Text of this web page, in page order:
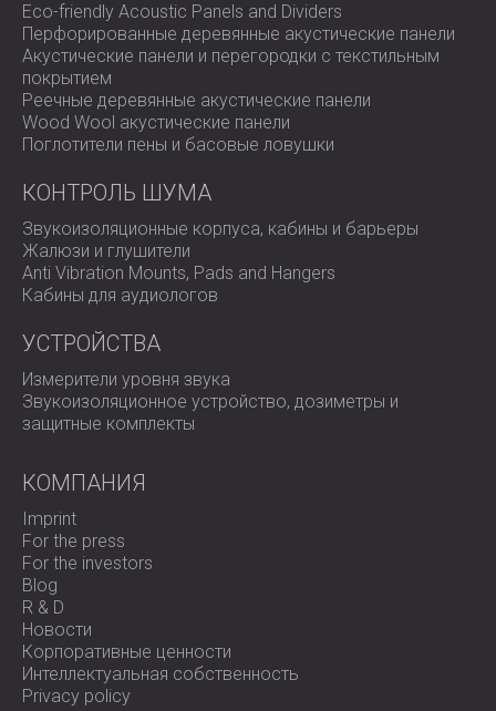
Eco-friendly Acoustic Panels and Dividers
Перфорированные деревянные акустические панели
Акустические панели и перегородки с текстильным
покрытием
Реечные деревянные акустические панели
Wood Wool акустические панели
Поглотители пены и басовые ловушки
КОНТРОЛЬ ШУМА
Звукоизоляционные корпуса, кабины и барьеры
Жалюзи и глушители
Anti Vibration Mounts, Pads and Hangers
Кабины для аудиологов
УСТРОЙСТВА
Измерители уровня звука
Звукоизоляционное устройство, дозиметры и
защитные комплекты
КОМПАНИЯ
Imprint
For the press
For the investors
Blog
R & D
Новости
Корпоративные ценности
Интеллектуальная собственность
Privacy policy